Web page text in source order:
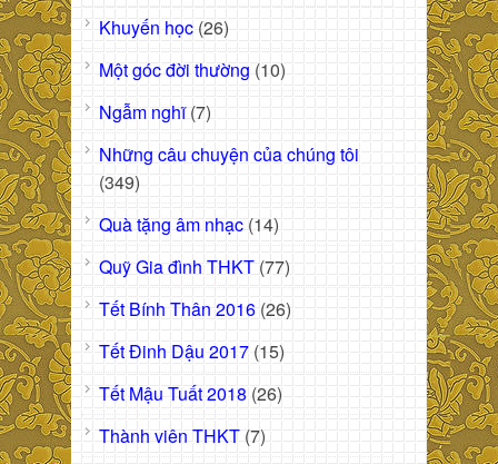
Khuyến học (26)
Một góc đời thường (10)
Ngẫm nghĩ(7)
Những câu chuyện của chúng tôi
(349)
Quà tặng âm nhạc (14)
Quỹ Gia đình THKT (77)
Tết Bính Thân 2016 (26)
Tết Đinh Dậu 2017 (15)
Tết Mậu Tuất 2018 (26)
Thành viên THKT (7)